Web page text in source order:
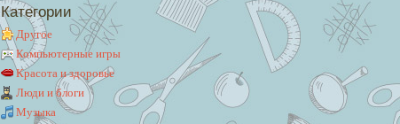
Категории
Другое
Компьютерные игры
Красота и здоровье
Люди и блоги
Музыка